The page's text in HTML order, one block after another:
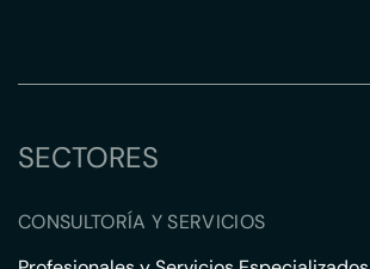
SECTORES
CONSULTORÍA Y SERVICIOS